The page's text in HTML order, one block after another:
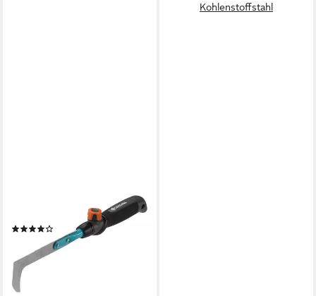
Unkrautstecher GARDENA
combisystem-Fugenkratzer
ab 29,45 €
lieferbar - in 4-5 Werktagen bei dir
Kohlenstoffstahl